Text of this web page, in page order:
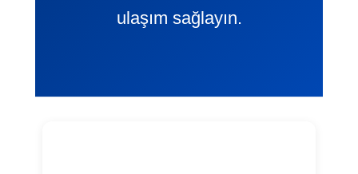
ulaşım sağlayın.